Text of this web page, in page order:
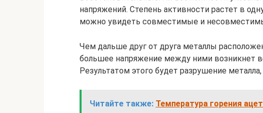
напряжений. Степень активности растет в
можно увидеть совместимые и
Чем дальше друг от друга металлы
большее напряжение между ними возникнет
Результатом этого будет разрушение
Читайте также: Температура горения